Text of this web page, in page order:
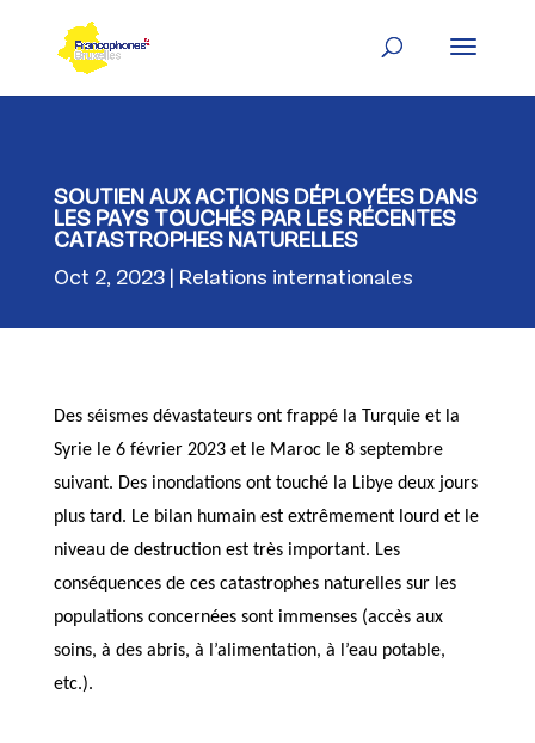
content
SOUTIEN AUX ACTIONS DÉPLOYÉES DANS
LES PAYS TOUCHÉS PAR LES RÉCENTES
CATASTROPHES NATURELLES
Oct 2, 2023 Relations internationales
Des séismes dévastateurs ont frappé la Turquie et la
Syrie le 6 février 2023 et le Maroc le 8 septembre
suivant. Des inondations ont touché la Libye deux jours
plus tard. Le bilan humain est extrêmement lourd et le
niveau de destruction est très important. Les
conséquences de ces catastrophes naturelles sur les
populations concernées sont immenses (accès aux
soins, à des abris, à l’alimentation, à l’eau potable,
etc.).